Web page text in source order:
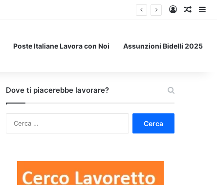
Accedi
Un
Poste Italiane Lavora con Noi Assunzioni Bidelli 2025
Dove ti piacerebbe lavorare?